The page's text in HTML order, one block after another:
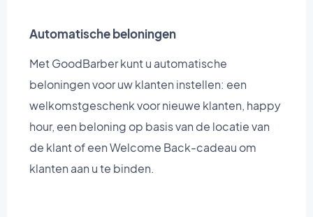
Automatische beloningen
Met GoodBarber kunt u automatische
beloningen voor uw klanten instellen: een
welkomstgeschenk voor nieuwe klanten, happy
hour, een beloning op basis van de locatie van
de klant of een Welcome Back-cadeau om
klanten aan u te binden.